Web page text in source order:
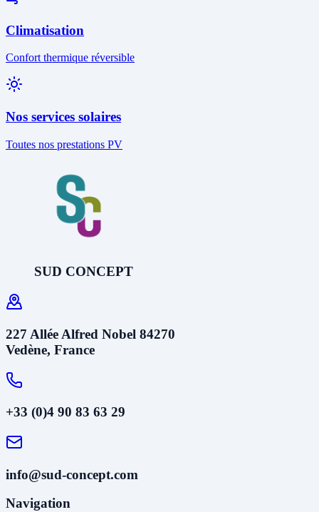
Climatisation
Confort thermique réversible
Nos services solaires
Toutes nos prestations PV
SUD CONCEPT
227 Allée Alfred Nobel 84270
Vedène, France
+33 (0)4 90 83 63 29
info@sud-concept.com
Navigation